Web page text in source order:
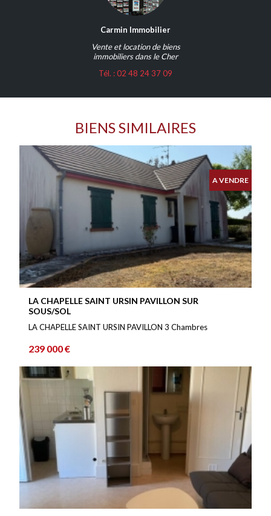
Carmin Immobilier
Vente et location de biens
immobiliers dans le Cher
Tél. : 02 48 24 37 09
BIENS SIMILAIRES
A VENDRE
LA CHAPELLE SAINT URSIN PAVILLON SUR
SOUS/SOL
LA CHAPELLE SAINT URSIN PAVILLON 3 Chambres
239 000 €